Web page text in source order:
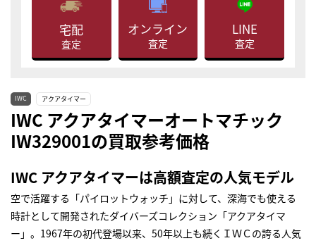
宅配
査定
オンライン
査定
LINE
査定
IWC アクアタイマー
IWC アクアタイマーオートマチック
IW329001の買取参考価格
IWC アクアタイマーは高額査定の人気モデル
空で活躍する「パイロットウォッチ」に対して、深海でも使える
時計として開発されたダイバーズコレクション「アクアタイマ
ー」。1967年の初代登場以来、50年以上も続くＩＷＣの誇る人気